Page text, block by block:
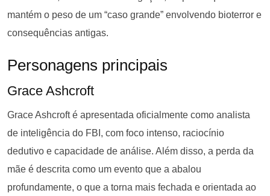
mantém o peso de um “caso grande” envolvendo bioterror e
consequências antigas.
Personagens principais
Grace Ashcroft
Grace Ashcroft é apresentada oficialmente como analista
de inteligência do FBI, com foco intenso, raciocínio
dedutivo e capacidade de análise. Além disso, a perda da
mãe é descrita como um evento que a abalou
profundamente, o que a torna mais fechada e orientada ao